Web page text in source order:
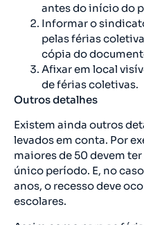
antes do início do
Informar o
pelas férias
cópia do
Afixar em local
de férias coletivas.
Outros detalhes
Existem ainda outros
levados em conta. Por
maiores de 50 devem
único período. E, no
anos, o recesso deve
escolares.